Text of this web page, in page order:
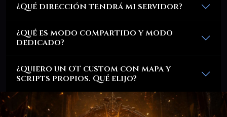
¿Qué dirección tendrá mi servidor?
¿Qué es modo compartido y modo
dedicado?
¿Quiero un OT custom con mapa y
scripts propios. Qué elijo?